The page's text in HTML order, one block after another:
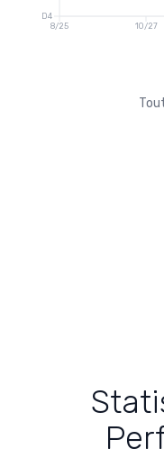
8/25 10/27
D4